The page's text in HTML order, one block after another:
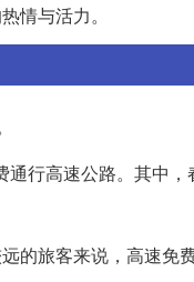
情与活力。
行高速公路。其中
的旅客来说，高速免